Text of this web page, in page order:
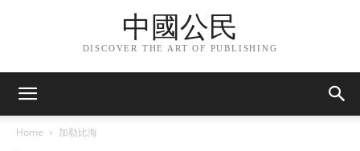
中國公民
DISCOVER THE ART OF PUBLISHING
Home 加勒比海